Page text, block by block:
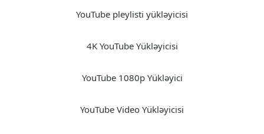
YouTube pleylisti yükləyicisi
4K YouTube Yükləyicisi
YouTube 1080p Yükləyici
YouTube Video Yükləyicisi